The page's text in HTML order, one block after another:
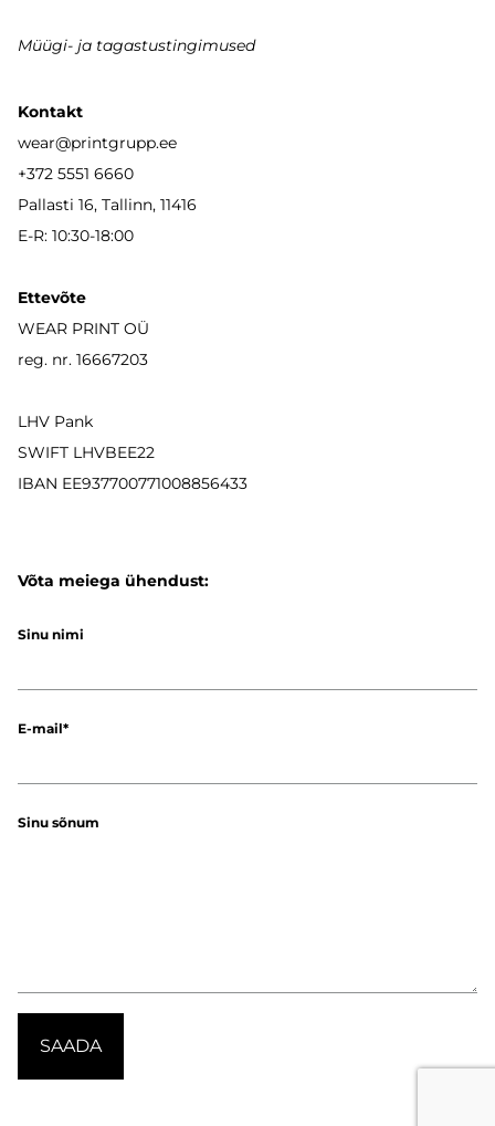
Müügi- ja tagastustingimused
Kontakt
wear@printgrupp.ee
+372 5551 6660
Pallasti 16, Tallinn, 11416
E-R: 10:30-18:00
Ettevõte
WEAR PRINT OÜ
reg. nr. 16667203
LHV Pank
SWIFT LHVBEE22
IBAN EE937700771008856433
Võta meiega ühendust:
Sinu nimi
E-mail
Sinu sõnum